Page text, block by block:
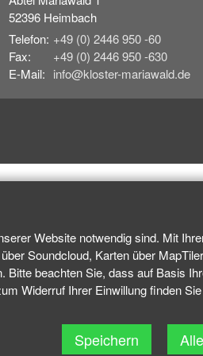
52396 Heimbach
Telefon: +49 (0) 2446 950 -60
Fax:
+49 (0) 2446 950 -630
E-Mail: info@kloster-mariawald.de
Website notwendig sind. Mit
Soundcloud, Karten über
beachten Sie, dass auf Basis
Widerruf Ihrer Einwillung finden
Speichern